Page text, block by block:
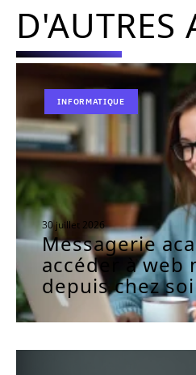
D'AUTRES
INFORMATIQUE
30 juillet 2026
Messagerie
accéder à web
depuis chez soi